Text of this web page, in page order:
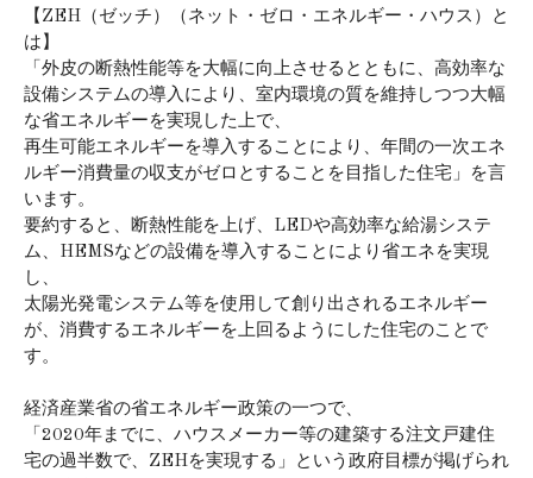
【ZEH（ゼッチ）（ネット・ゼロ・エネルギー・ハウス）と
は】
「外皮の断熱性能等を大幅に向上させるとともに、高効率な
設備システムの導入により、室内環境の質を維持しつつ大幅
な省エネルギーを実現した上で、
再生可能エネルギーを導入することにより、年間の一次エネ
ルギー消費量の収支がゼロとすることを目指した住宅」を言
います。
要約すると、断熱性能を上げ、LEDや高効率な給湯システ
ム、HEMSなどの設備を導入することにより省エネを実現
し、
太陽光発電システム等を使用して創り出されるエネルギー
が、消費するエネルギーを上回るようにした住宅のことで
す。
経済産業省の省エネルギー政策の一つで、
「2020年までに、ハウスメーカー等の建築する注文戸建住
宅の過半数で、ZEHを実現する」という政府目標が掲げられ